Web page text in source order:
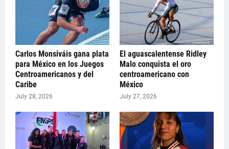
Carlos Monsiváis gana plata
para México en los Juegos
Centroamericanos y del
Caribe
July 28, 2026
El aguascalentense Ridley
Malo conquista el oro
centroamericano con
México
July 27, 2026